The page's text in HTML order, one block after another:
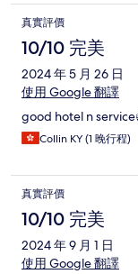
真實評價
10/10 完美
2024 年 5 月 26 日
使用 Google 翻譯
good hotel n
Collin KY (1 晚行程)
真實評價
10/10 完美
2024 年 9 月 1 日
使用 Google 翻譯